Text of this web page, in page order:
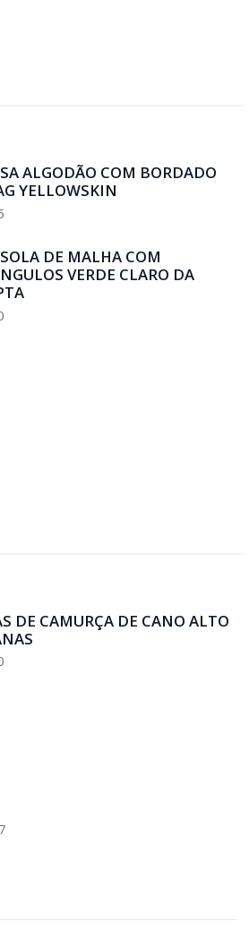
ALGODÃO COM BORDADO
YELLOWSKIN
DE MALHA COM
VERDE CLARO DA
DE CAMURÇA DE CANO ALTO